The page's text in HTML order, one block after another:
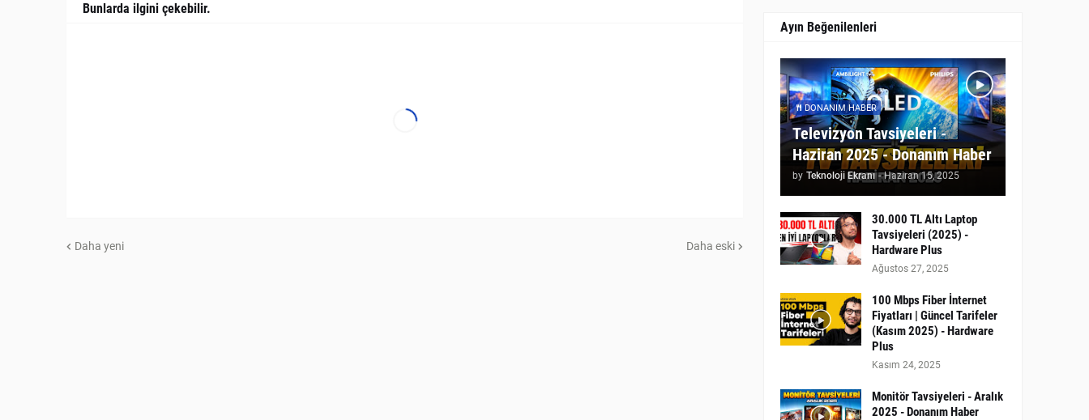
Bunlarda ilgini çekebilir.
Daha yeni Daha eski
Ayın Beğenilenleri
DONANIM HABER
Televizyon Tavsiyeleri -
Haziran 2025 - Donanım Haber
by Teknoloji Ekranı - Haziran 15, 2025
30.000 TL Altı Laptop
Tavsiyeleri (2025) -
Hardware Plus
Ağustos 27, 2025
100 Mbps Fiber İnternet
Fiyatları | Güncel Tarifeler
(Kasım 2025) - Hardware
Plus
Kasım 24, 2025
Monitör Tavsiyeleri - Aralık
2025 - Donanım Haber